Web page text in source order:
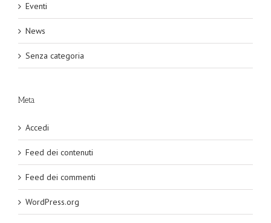
Eventi
News
Senza categoria
Meta
Accedi
Feed dei contenuti
Feed dei commenti
WordPress.org